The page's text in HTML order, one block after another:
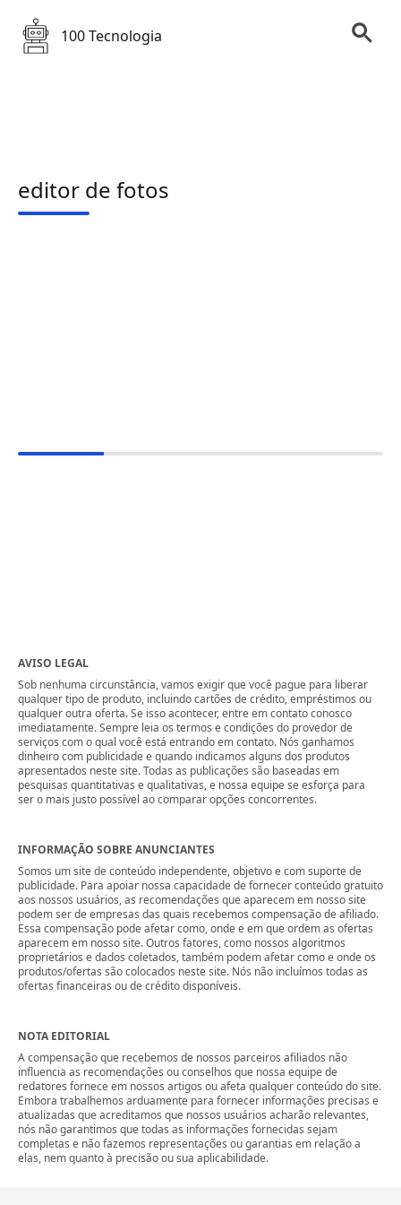
100 Tecnologia
editor de fotos
AVISO LEGAL
Sob nenhuma circunstância, vamos exigir que você pague para liberar
qualquer tipo de produto, incluindo cartões de crédito, empréstimos ou
qualquer outra oferta. Se isso acontecer, entre em contato conosco
imediatamente. Sempre leia os termos e condições do provedor de
serviços com o qual você está entrando em contato. Nós ganhamos
dinheiro com publicidade e quando indicamos alguns dos produtos
apresentados neste site. Todas as publicações são baseadas em
pesquisas quantitativas e qualitativas, e nossa equipe se esforça para
ser o mais justo possível ao comparar opções concorrentes.
INFORMAÇÃO SOBRE ANUNCIANTES
Somos um site de conteúdo independente, objetivo e com suporte de
publicidade. Para apoiar nossa capacidade de fornecer conteúdo gratuito
aos nossos usuários, as recomendações que aparecem em nosso site
podem ser de empresas das quais recebemos compensação de afiliado.
Essa compensação pode afetar como, onde e em que ordem as ofertas
aparecem em nosso site. Outros fatores, como nossos algoritmos
proprietários e dados coletados, também podem afetar como e onde os
produtos/ofertas são colocados neste site. Nós não incluímos todas as
ofertas financeiras ou de crédito disponíveis.
NOTA EDITORIAL
A compensação que recebemos de nossos parceiros afiliados não
influencia as recomendações ou conselhos que nossa equipe de
redatores fornece em nossos artigos ou afeta qualquer conteúdo do site.
Embora trabalhemos arduamente para fornecer informações precisas e
atualizadas que acreditamos que nossos usuários acharão relevantes,
nós não garantimos que todas as informações fornecidas sejam
completas e não fazemos representações ou garantias em relação a
elas, nem quanto à precisão ou sua aplicabilidade.